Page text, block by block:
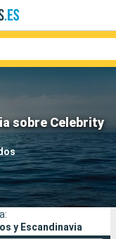
sobre Celebrity
Compañías
y Escandinavia